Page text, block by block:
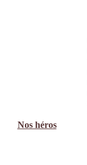
Nos héros